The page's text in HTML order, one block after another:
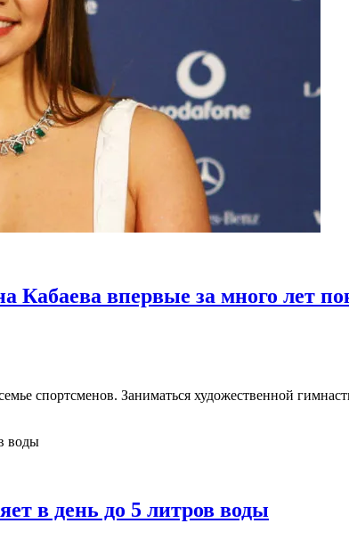
Кабаева впервые за много лет
спортсменов. Заниматься художественной
в день до 5 литров воды